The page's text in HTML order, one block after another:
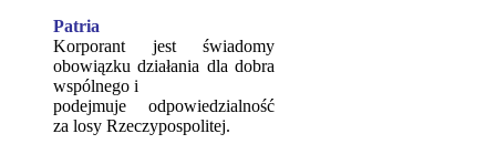
Patria
Korporant jest świadomy
obowiązku działania dla dobra
wspólnego i
podejmuje odpowiedzialność
za losy Rzeczypospolitej.